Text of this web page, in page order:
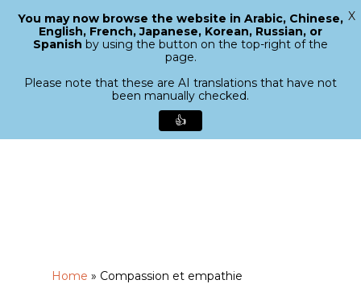
search
Menu
Home » Compassion et empathie
Close
You may now browse the website in Arabic, Chinese,
English, French, Japanese, Korean, Russian, or
Spanish by using the button on the top-right of the
page.
Please note that these are AI translations that have not
been manually checked.
👍
X